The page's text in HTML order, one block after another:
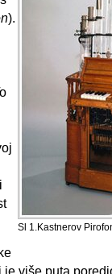
Sl 1.Kastnerov
).
više puta